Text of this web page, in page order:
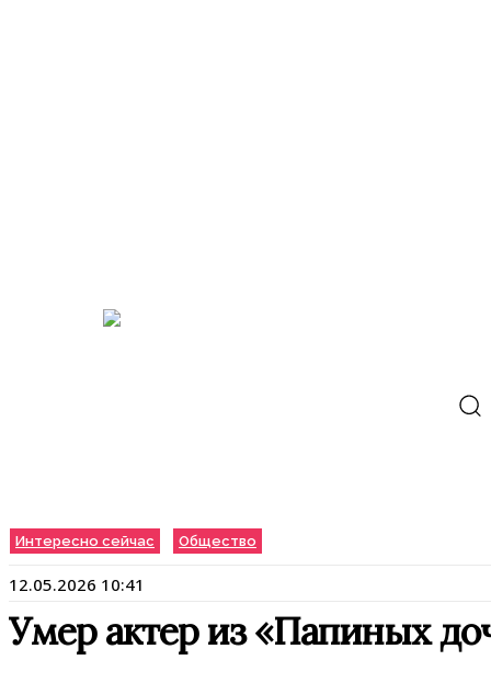
Интересно сейчас Общество
12.05.2026 10:41
Умер актер из «Папиных